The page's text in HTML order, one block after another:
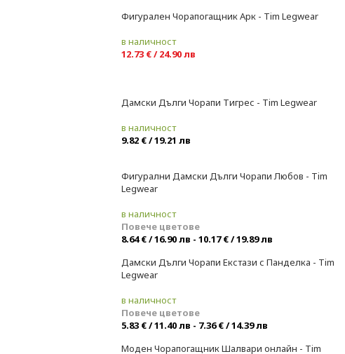
Фигурален Чорапогащник Арк - Tim Legwear
в наличност
12.73 € / 24.90 лв
Дамски Дълги Чорапи Тигрес - Tim Legwear
в наличност
9.82 € / 19.21 лв
Фигурални Дамски Дълги Чорапи Любов - Tim
Legwear
в наличност
Повече цветове
8.64 € / 16.90 лв - 10.17 € / 19.89 лв
Дамски Дълги Чорапи Екстази с Панделка - Tim
Legwear
в наличност
Повече цветове
5.83 € / 11.40 лв - 7.36 € / 14.39 лв
Моден Чорапогащник Шалвари онлайн - Tim